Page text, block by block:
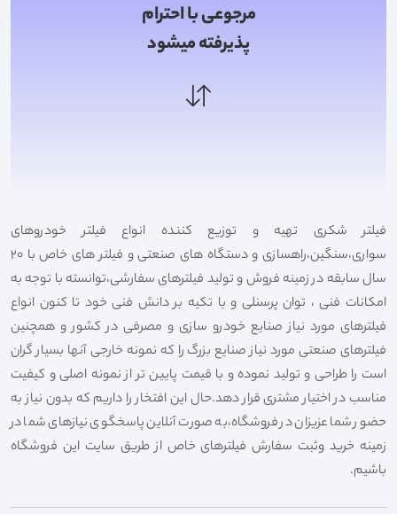
مرجوعی با احترام
پذیرفته میشود
فیلتر شکری تهیه و توزیع کننده انواع فیلتر خودروهای
سواری،سنگین،راهسازی و دستگاه های صنعتی و فیلتر های خاص با 20
سال سابقه در زمینه فروش و تولید فیلترهای سفارشی،توانسته با توجه به
امکانات فنی ، توان پرسنلی و با تکیه بر دانش فنی خود تا کنون انواع
فیلترهای مورد نیاز صنایع خودرو سازی و مصرفی در کشور و همچنین
فیلترهای صنعتی مورد نیاز صنایع بزرگ را که نمونه خارجی آنها بسیار گران
است را طراحی و تولید نموده و با قیمت پایین تر از نمونه اصلی و کیفیت
مناسب در اختیار مشتری قرار دهد.حال این افتخار را داریم که بدون نیاز به
حضور شما عزیزان در فروشگاه،به صورت آنلاین پاسخگوی نیازهای شما در
زمینه خرید وثبت سفارش فیلترهای خاص از طریق سایت این فروشگاه
باشیم.